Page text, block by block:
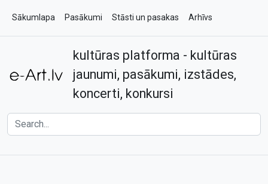
Sākumlapa Pasākumi Stāsti un pasakas Arhīvs
Kontakti
kultūras platforma - kultūras
jaunumi, pasākumi, izstādes,
koncerti, konkursi